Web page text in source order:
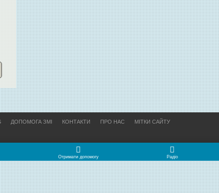
ДОПОМОГА ЗМІ КОНТАКТИ ПРО НАС МІТКИ САЙТУ
Отримати допомогу Радіо